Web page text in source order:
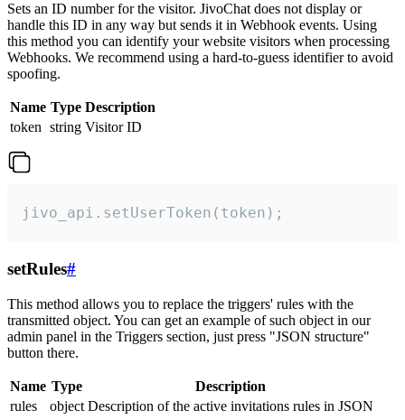
Sets an ID number for the visitor. JivoChat does not display or
handle this ID in any way but sends it in Webhook events. Using
this method you can identify your website visitors when processing
Webhooks. We recommend using a hard-to-guess identifier to avoid
spoofing.
Name Type Description
token string Visitor ID
jivo_api.setUserToken(token);
setRules#
This method allows you to replace the triggers' rules with the
transmitted object. You can get an example of such object in our
admin panel in the Triggers section, just press "JSON structure"
button there.
Name Type
Description
rules
object Description of the active invitations rules in JSON